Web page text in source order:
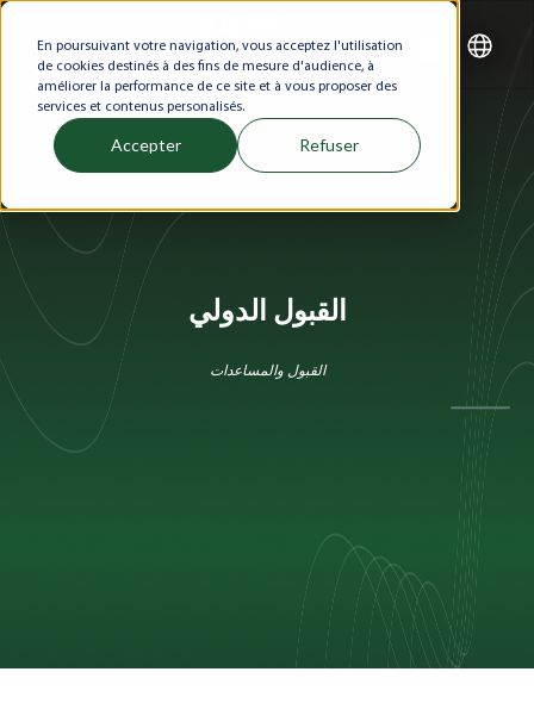
En poursuivant votre navigation, vous acceptez l'utilisation
de cookies destinés à des fins de mesure d'audience, à
améliorer la performance de ce site et à vous proposer des
services et contenus personalisés.
Accepter Refuser
القبول الدولي
القبول والمساعدات